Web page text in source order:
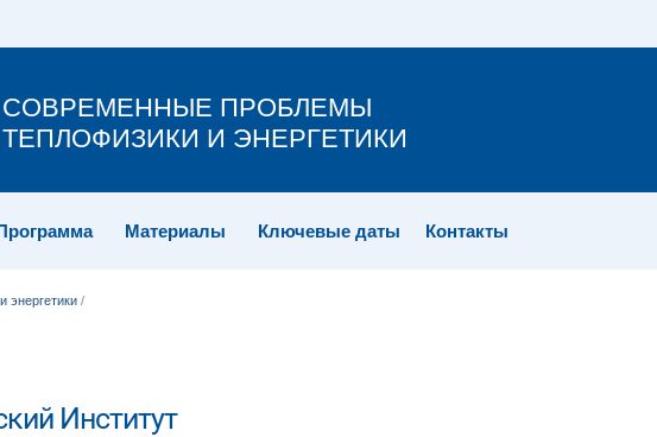
СОВРЕМЕННЫЕ ПРОБЛЕМЫ
ТЕПЛОФИЗИКИ И ЭНЕРГЕТИКИ
Материалы Ключевые даты Контакты
энергетики /
Институт